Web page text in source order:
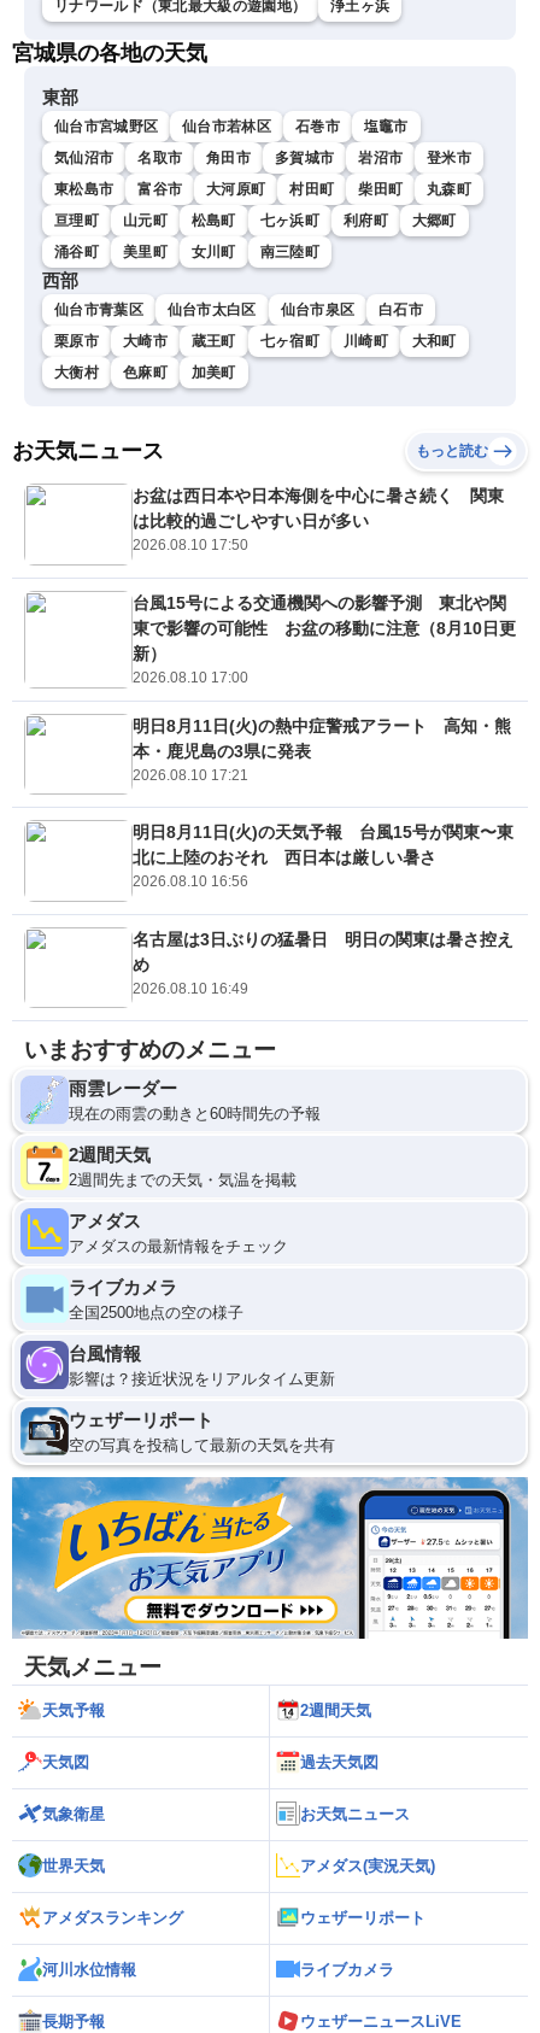
リナワールド（東北最大級の遊園地） 浄土ヶ浜
宮城県の各地の天気
東部
仙台市宮城野区 仙台市若林区 石巻市
塩竈市
気仙沼市
名取市 角田市 多賀城市 岩沼市
登米市
東松島市
富谷市 大河原町 村田町 柴田町
丸森町
亘理町
山元町 松島町 七ヶ浜町 利府町
大郷町
涌谷町
美里町 女川町 南三陸町
西部
仙台市青葉区 仙台市太白区 仙台市泉区
白石市
栗原市
大崎市 蔵王町 七ヶ宿町 川崎町
大和町
大衡村
色麻町 加美町
お天気ニュース もっと読む
お盆は西日本や日本海側を中心に暑さ続く 関東
は比較的過ごしやすい日が多い
2026.08.10 17:50
台風15号による交通機関への影響予測 東北や関
東で影響の可能性 お盆の移動に注意（8月10日更
新）
2026.08.10 17:00
明日8月11日(火)の熱中症警戒アラート 高知・熊
本・鹿児島の3県に発表
2026.08.10 17:21
明日8月11日(火)の天気予報 台風15号が関東〜東
北に上陸のおそれ 西日本は厳しい暑さ
2026.08.10 16:56
名古屋は3日ぶりの猛暑日 明日の関東は暑さ控え
め
2026.08.10 16:49
いまおすすめのメニュー
雨雲レーダー
現在の雨雲の動きと60時間先の予報
2週間天気
2週間先までの天気・気温を掲載
アメダス
アメダスの最新情報をチェック
ライブカメラ
全国2500地点の空の様子
台風情報
影響は？接近状況をリアルタイム更新
ウェザーリポート
空の写真を投稿して最新の天気を共有
天気メニュー
天気予報 2週間天気
天気図 過去天気図
気象衛星 お天気ニュース
世界天気 アメダス(実況天気)
アメダスランキング ウェザーリポート
河川水位情報 ライブカメラ
長期予報 ウェザーニュースLiVE